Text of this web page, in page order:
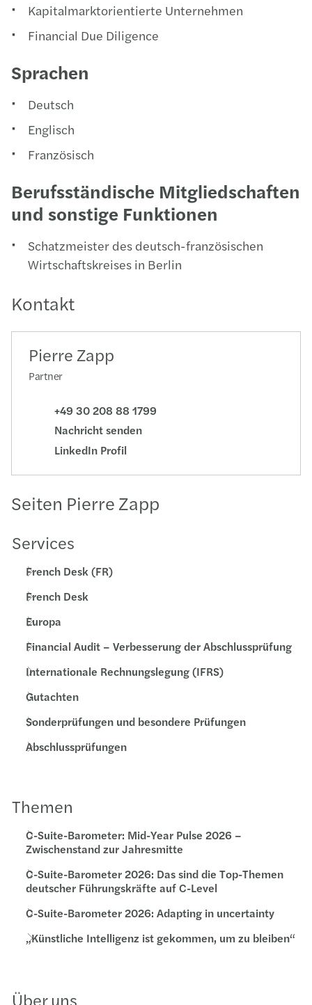
Kapitalmarktorientierte Unternehmen
Financial Due Diligence
Sprachen
Deutsch
Englisch
Französisch
Berufsständische Mitgliedschaften
und sonstige Funktionen
Schatzmeister des deutsch-französischen
Wirtschaftskreises in Berlin
Kontakt
Pierre Zapp
Partner
+49 30 208 88 1799
Nachricht senden
LinkedIn Profil
Seiten Pierre Zapp
Services
French Desk (FR)
French Desk
Europa
Financial Audit – Verbesserung der Abschlussprüfung
Internationale Rechnungslegung (IFRS)
Gutachten
Sonderprüfungen und besondere Prüfungen
Abschlussprüfungen
Themen
C-Suite-Barometer: Mid-Year Pulse 2026 –
Zwischenstand zur Jahresmitte
C-Suite-Barometer 2026: Das sind die Top-Themen
deutscher Führungskräfte auf C-Level
C-Suite-Barometer 2026: Adapting in uncertainty
„Künstliche Intelligenz ist gekommen, um zu bleiben“
Über uns